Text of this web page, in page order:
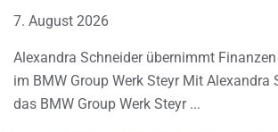
7. August 2026
Alexandra Schneider übernimmt
im BMW Group Werk Steyr Mit Alexandra
das BMW Group Werk Steyr